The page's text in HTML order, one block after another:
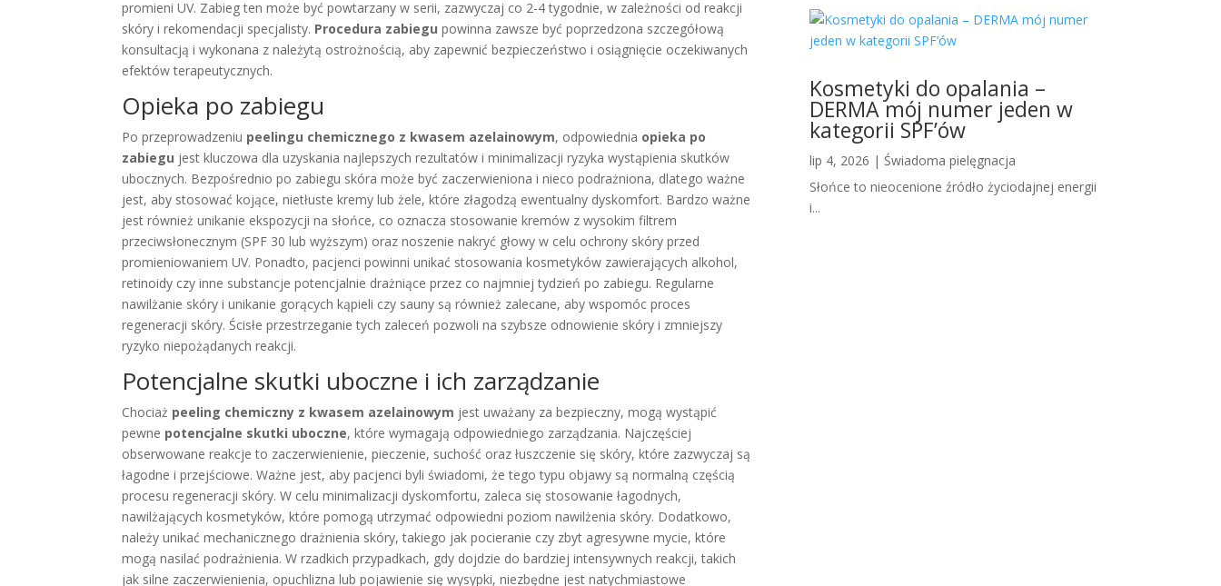
promieni UV. Zabieg ten może być powtarzany w serii, zazwyczaj co 2-4 tygodnie, w zależności od reakcji
skóry i rekomendacji specjalisty. Procedura zabiegu powinna zawsze być poprzedzona szczegółową
konsultacją i wykonana z należytą ostrożnością, aby zapewnić bezpieczeństwo i osiągnięcie oczekiwanych
efektów terapeutycznych.
Opieka po zabiegu
Po przeprowadzeniu peelingu chemicznego z kwasem azelainowym, odpowiednia opieka po
zabiegu jest kluczowa dla uzyskania najlepszych rezultatów i minimalizacji ryzyka wystąpienia skutków
ubocznych. Bezpośrednio po zabiegu skóra może być zaczerwieniona i nieco podrażniona, dlatego ważne
jest, aby stosować kojące, nietłuste kremy lub żele, które złagodzą ewentualny dyskomfort. Bardzo ważne
jest również unikanie ekspozycji na słońce, co oznacza stosowanie kremów z wysokim filtrem
przeciwsłonecznym (SPF 30 lub wyższym) oraz noszenie nakryć głowy w celu ochrony skóry przed
promieniowaniem UV. Ponadto, pacjenci powinni unikać stosowania kosmetyków zawierających alkohol,
retinoidy czy inne substancje potencjalnie drażniące przez co najmniej tydzień po zabiegu. Regularne
nawilżanie skóry i unikanie gorących kąpieli czy sauny są również zalecane, aby wspomóc proces
regeneracji skóry. Ścisłe przestrzeganie tych zaleceń pozwoli na szybsze odnowienie skóry i zmniejszy
ryzyko niepożądanych reakcji.
Potencjalne skutki uboczne i ich zarządzanie
Chociaż peeling chemiczny z kwasem azelainowym jest uważany za bezpieczny, mogą wystąpić
pewne potencjalne skutki uboczne, które wymagają odpowiedniego zarządzania. Najczęściej
obserwowane reakcje to zaczerwienienie, pieczenie, suchość oraz łuszczenie się skóry, które zazwyczaj są
łagodne i przejściowe. Ważne jest, aby pacjenci byli świadomi, że tego typu objawy są normalną częścią
procesu regeneracji skóry. W celu minimalizacji dyskomfortu, zaleca się stosowanie łagodnych,
nawilżających kosmetyków, które pomogą utrzymać odpowiedni poziom nawilżenia skóry. Dodatkowo,
należy unikać mechanicznego drażnienia skóry, takiego jak pocieranie czy zbyt agresywne mycie, które
mogą nasilać podrażnienia. W rzadkich przypadkach, gdy dojdzie do bardziej intensywnych reakcji, takich
jak silne zaczerwienienia, opuchlizna lub pojawienie się wysypki, niezbędne jest natychmiastowe
Kosmetyki do opalania –
DERMA mój numer jeden w
kategorii SPF’ów
lip 4, 2026 | Świadoma pielęgnacja
Słońce to nieocenione źródło życiodajnej energii
i...